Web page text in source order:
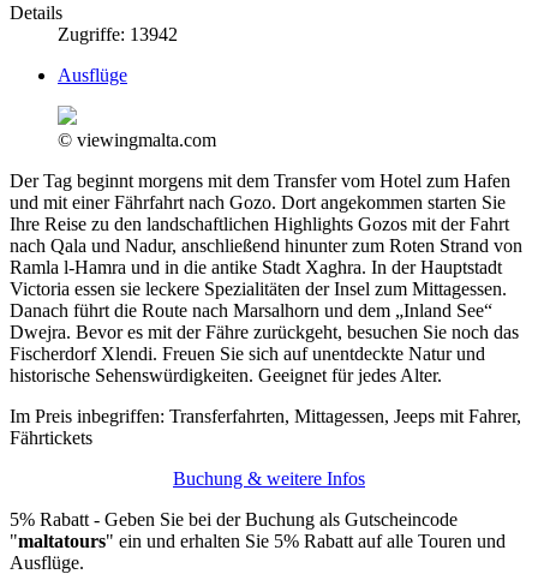
Details
Zugriffe: 13942
Ausflüge
© viewingmalta.com
Der Tag beginnt morgens mit dem Transfer vom Hotel zum Hafen
und mit einer Fährfahrt nach Gozo. Dort angekommen starten Sie
Ihre Reise zu den landschaftlichen Highlights Gozos mit der Fahrt
nach Qala und Nadur, anschließend hinunter zum Roten Strand von
Ramla l-Hamra und in die antike Stadt Xaghra. In der Hauptstadt
Victoria essen sie leckere Spezialitäten der Insel zum Mittagessen.
Danach führt die Route nach Marsalhorn und dem „Inland See“
Dwejra. Bevor es mit der Fähre zurückgeht, besuchen Sie noch das
Fischerdorf Xlendi. Freuen Sie sich auf unentdeckte Natur und
historische Sehenswürdigkeiten. Geeignet für jedes Alter.
Im Preis inbegriffen: Transferfahrten, Mittagessen, Jeeps mit Fahrer,
Fährtickets
Buchung & weitere Infos
5% Rabatt - Geben Sie bei der Buchung als Gutscheincode
"maltatours" ein und erhalten Sie 5% Rabatt auf alle Touren und
Ausflüge.